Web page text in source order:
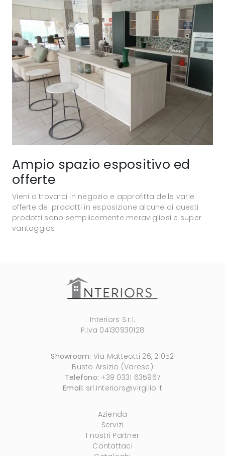
Ampio spazio espositivo ed
offerte
Vieni a trovarci in negozio e approfitta delle varie
offerte dei prodotti in esposizione alcune di questi
prodotti sono semplicemente meravigliosi e super
vantaggiosi
Interiors S.r.l.
P.Iva 04130930128
Showroom: Via Matteotti 26, 21052
Busto Arsizio (Varese)
Telefono: +39 0331 635967
Email: srl.interiors@virgilio.it
Azienda
Servizi
I nostri Partner
Contattaci